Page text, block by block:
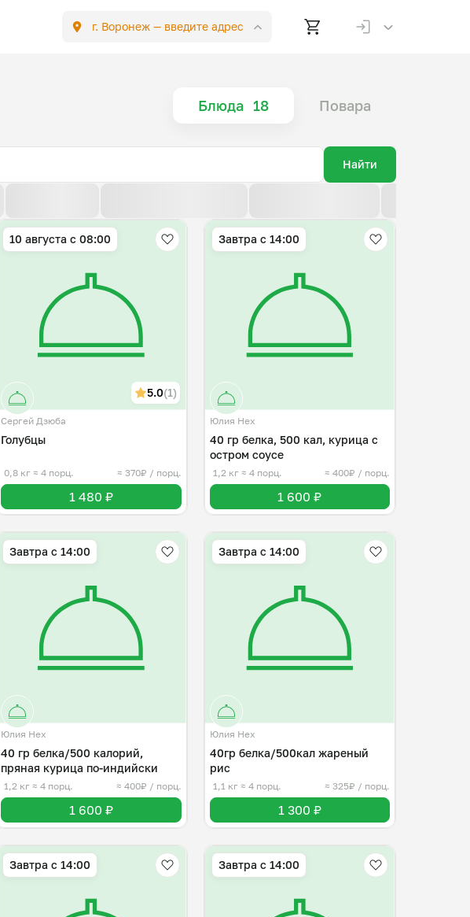
г. Воронеж — введите адрес
Блюда 18 Повара
Найти
10 августа с 08:00
5.0(1)
Сергей Дзюба
Голубцы
0,8 кг≈ 4 порц. ≈ 370₽ / порц.
1 480 ₽
Завтра c 14:00
Юлия Нех
40 гр белка, 500 кал, курица с
остром соусе
1,2 кг ≈ 4 порц. ≈ 400₽ / порц.
1 600 ₽
Завтра c 14:00
Юлия Нех
40 гр белка/500 калорий,
пряная курица по-индийски
1,2 кг≈ 4 порц. ≈ 400₽ / порц.
1 600 ₽
Завтра c 14:00
Юлия Нех
40гр белка/500кал жареный
рис
1,1 кг ≈ 4 порц. ≈ 325₽ / порц.
1 300 ₽
Завтра c 14:00 Завтра c 14:00